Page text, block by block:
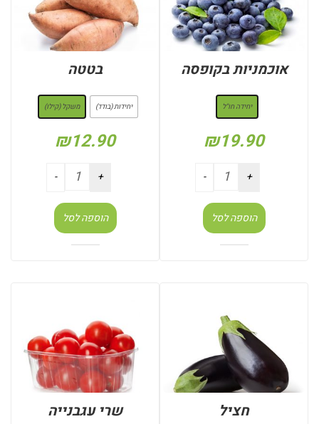
אוכמניות בקופסה
יחידה חו"ל
₪19.90
הוספה לסל
בטטה
יחידות (בודד) משקל (קילו)
₪12.90
הוספה לסל
חציל שרי עגבנייה